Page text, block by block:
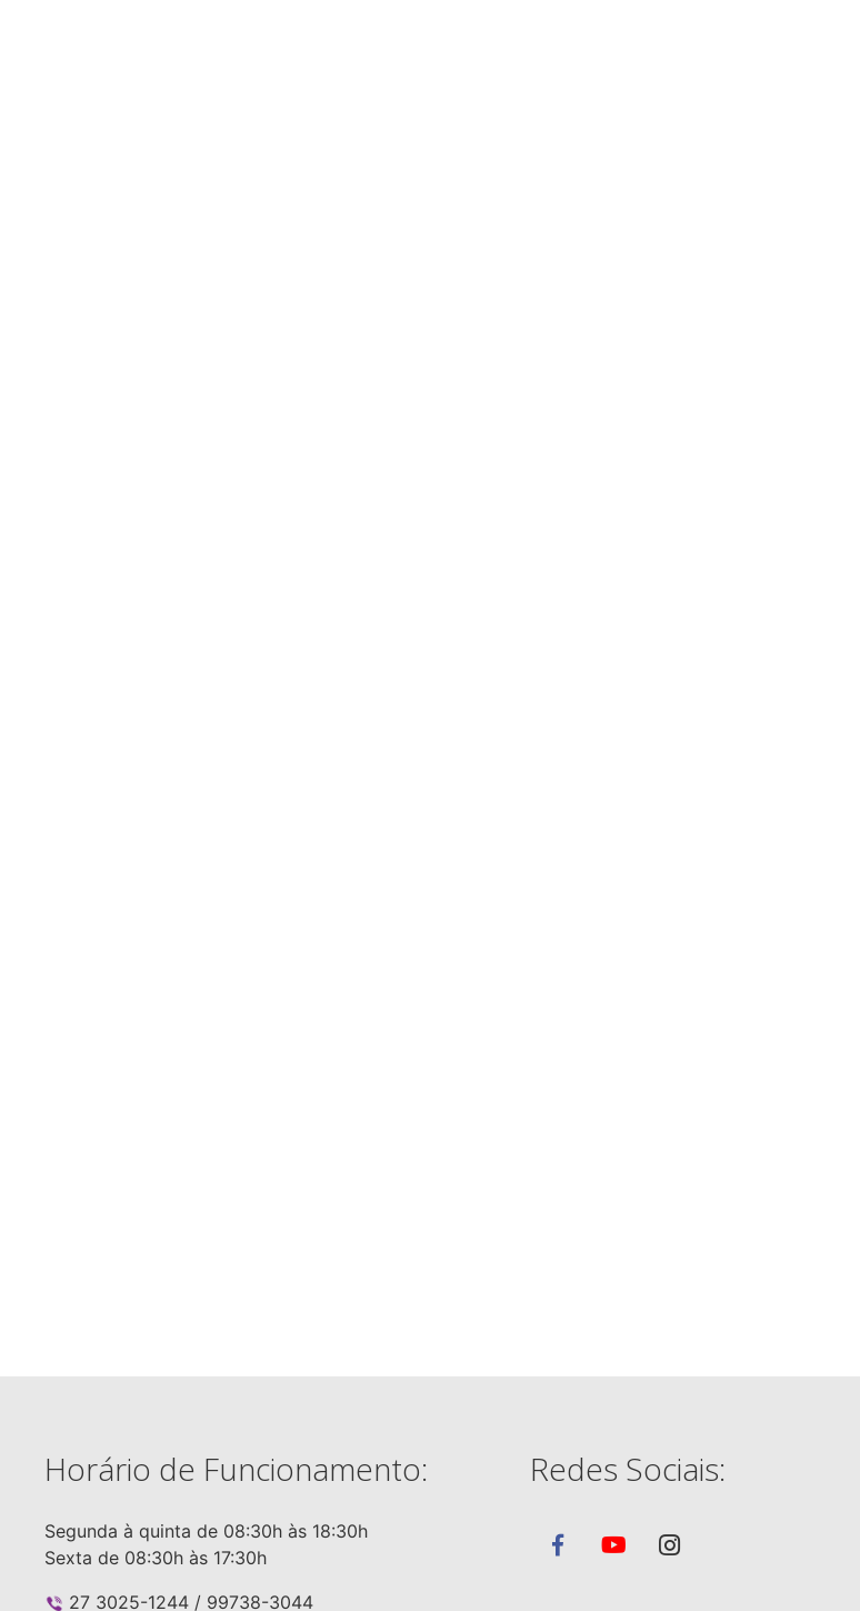
Horário de Funcionamento:
Segunda à quinta de 08:30h às 18:30h
Sexta de 08:30h às 17:30h
27 3025-1244 / 99738-3044
Redes Sociais: